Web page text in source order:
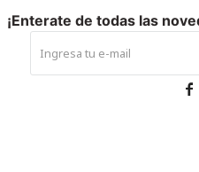
¡Enterate de todas las
